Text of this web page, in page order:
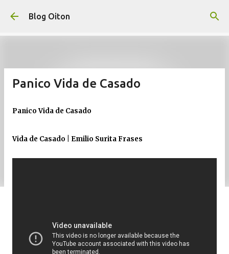
Pular para o conteúdo principal
Blog Oiton
Panico Vida de Casado
Panico Vida de Casado
Vida de Casado | Emilio Surita Frases